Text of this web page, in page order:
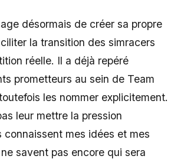
désormais de créer sa propre
la transition des simracers
réelle. Il a déjà repéré
prometteurs au sein de Team
les nommer explicitement.
leur mettre la pression
connaissent mes idées et mes
savent pas encore qui sera